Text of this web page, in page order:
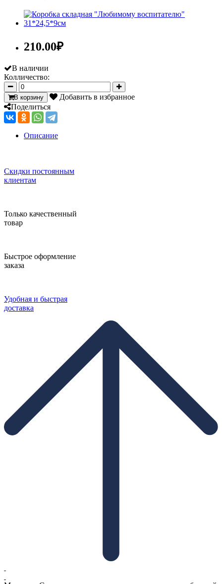
210.00₽
В наличии
Колличество:
В корзину
Добавить в избранное
Поделиться
Описание
Скидки постоянным
клиентам
Только качественный
товар
Быстрое оформление
заказа
Удобная и быстрая
доставка